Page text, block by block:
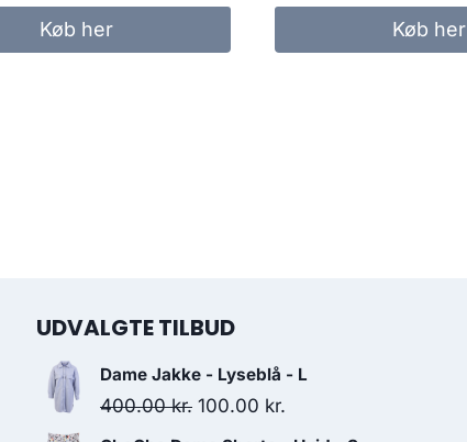
300.00 kr..200.00 kr..
Køb her Køb her
UDVALGTE TILBUD
Dame Jakke - Lyseblå - L
400.00kr. Original
price
100.00 kr.
price